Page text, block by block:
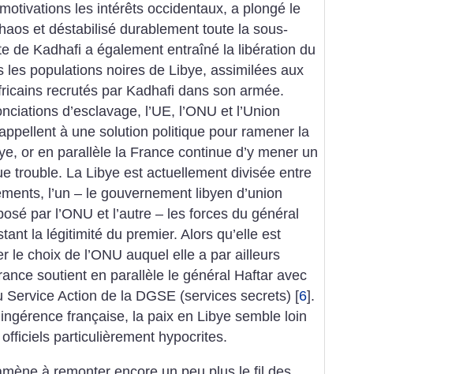
les intérêts occidentaux, a plongé le
et déstabilisé durablement toute la sous-
de Kadhafi a également entraîné la libération du
les populations noires de Libye, assimilées aux
recrutés par Kadhafi dans son armée.
d’esclavage, l’UE, l’ONU et l’Union
à une solution politique pour ramener la
or en parallèle la France continue d’y mener un
trouble. La Libye est actuellement divisée entre
l’un – le gouvernement libyen d’union
par l’ONU et l’autre – les forces du général
la légitimité du premier. Alors qu’elle est
le choix de ­l’ONU auquel elle a par ailleurs
soutient en parallèle le général Haftar avec
Service Action de la DGSE (services secrets) [6].
française, la paix en Libye semble loin
particulièrement hypocrites.